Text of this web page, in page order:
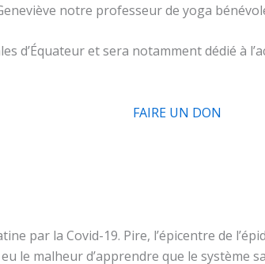
notre professeur de yoga
d’Équateur et sera notamment dédié à
FAIRE UN DON
par la Covid-19. Pire, l’épicentre de
le malheur d’apprendre que le système